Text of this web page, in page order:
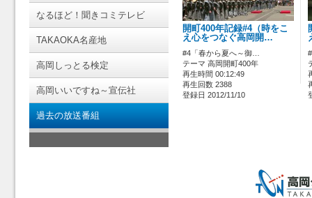
なるほど！聞きコミテレビ
TAKAOKA名産地
高岡しっとる検定
高岡いいですね～宣伝社
過去の放送番組
開町400年記録#4（時をこ
え心をつなぐ高岡開…
#4「春から夏へ～御…
テーマ 高岡開町400年
再生時間 00:12:49
再生回数 2388
登録日 2012/11/10